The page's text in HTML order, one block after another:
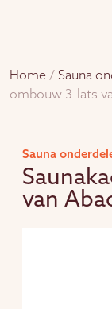
Home / Sauna
ombouw 3-lats
Sauna
van